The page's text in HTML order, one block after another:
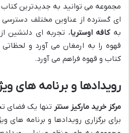
مجموعه می توانید به جدیدترین کتاب
ای گسترده از عناوین مختلف دسترسی
بهکافه اوستریا، تجربه ای دلنشین
قهوه را به ارمغان می آورد و
کتاب و قهوه فراهم می آورد.
رویدادها و برنامه های
مرکز خرید مارکیز سنتر تنها یک فضای
برای برگزاری رویدادها و برنامه